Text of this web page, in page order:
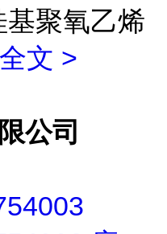
聚氧乙烯
文 >
公司